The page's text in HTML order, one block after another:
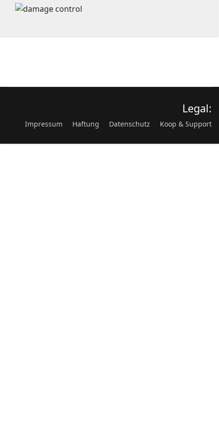
Legal:
Impressum Haftung Datenschutz Koop & Support